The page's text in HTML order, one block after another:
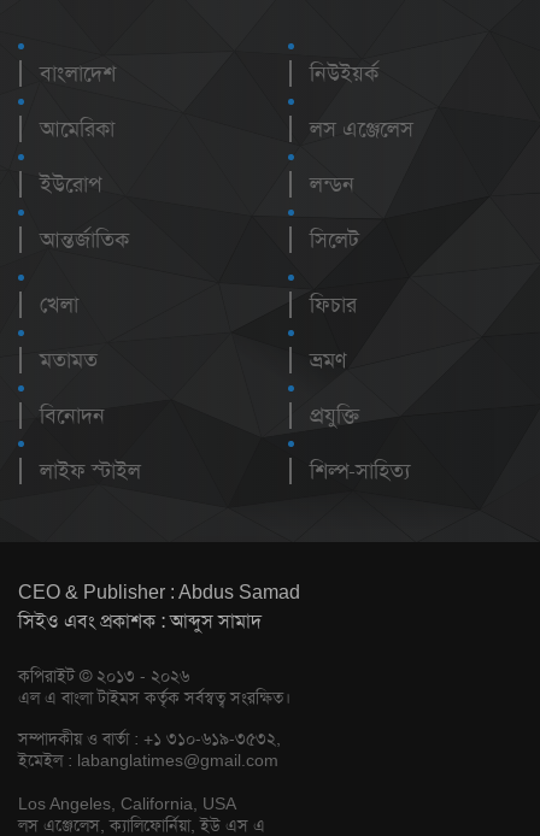
বাংলাদেশ
আমেরিকা
ইউরোপ
আন্তর্জাতিক
নিউইয়র্ক
লস এঞ্জেলেস
লন্ডন
সিলেট
খেলা
মতামত
বিনোদন
লাইফ স্টাইল
ফিচার
ভ্রমণ
প্রযুক্তি
শিল্প-সাহিত্য
CEO & Publisher : Abdus Samad
সিইও এবং প্রকাশক : আব্দুস সামাদ
কপিরাইট © ২০১৩ - ২০২৬
এল এ বাংলা টাইমস কর্তৃক সর্বস্বত্ব সংরক্ষিত।
সম্পাদকীয় ও বার্তা : +১ ৩১০-৬১৯-৩৫৩২,
ইমেইল : labanglatimes@gmail.com
Los Angeles, California, USA
লস এঞ্জেলেস, ক্যালিফোর্নিয়া, ইউ এস এ